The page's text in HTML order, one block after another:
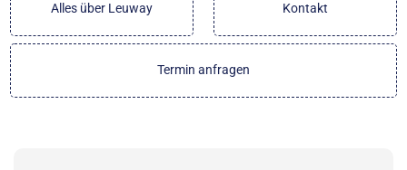
Alles über Leuway Kontakt
Termin anfragen